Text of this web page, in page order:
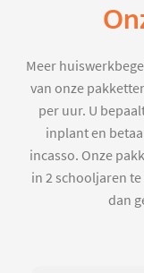
Meer
van onze
per uur. U
inplant en
incasso. Onze
in 2 schooljaren
dan